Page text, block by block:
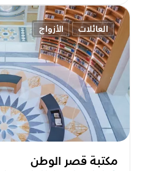
العائلات الأزواج
مكتبة قصر الوطن